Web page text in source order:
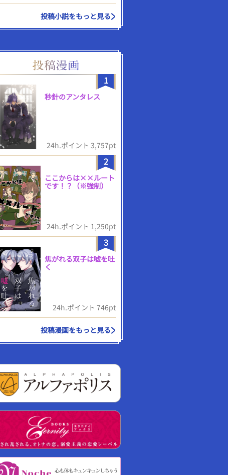
投稿小説をもっと見る
1
秒針のアンタレス
24h.ポイント 3,757pt
2
ここからは××ルート
です！？（※強制）
24h.ポイント 1,250pt
3
焦がれる双子は嘘を吐
く
24h.ポイント 746pt
投稿漫画をもっと見る